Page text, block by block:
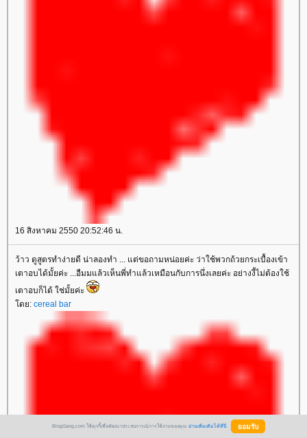
16 สิงหาคม 2550 20:52:46 น.
ว้าว ดูสูตรทำง่ายดี น่าลองทำ ... แต่ขอถามหน่อยค่ะ ว่าใช้พวกถ้วยกระเบื้องเข้า
เตาอบได้มั้ยค่ะ ...อืมมแล้วเห็นพี่ทำแล้วเหมือนกับการนึ่งเลยค่ะ อย่างงี้ไม่ต้องใช้
เตาอบก็ได้ ใช่มั้ยค่ะ
ดย: cereal bar
BlogGang.com ใช้คุกกี้เพื่อพัฒนาประสบการณ์การใช้งานของคุณ อ่านเพิ่มเติมได้ที่นี่